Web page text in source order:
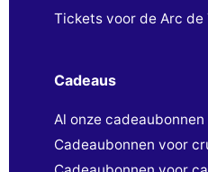
Tickets voor de Arc de
Cadeaus
Al onze cadeaubonnen
Cadeaubonnen voor